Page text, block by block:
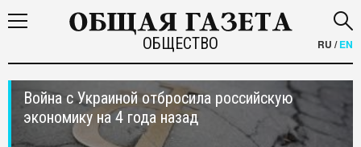
ОБЩЕСТВО RU /EN
Война с Украиной отбросила российскую
экономику на 4 года назад